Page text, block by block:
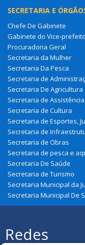
SECRETARIA E
Chefe De Gabinete
Gabinete do Vice-prefeito
Procuradoria Geral
Secretaria da Mulher
Secretaria Da Pesca
Secretaria de
Secretaria De Agricultura
Secretaria de
Secretaria de Cultura
Secretaria de Esportes,
Secretaria de
Secretaria de Obras
Secretaria de pesca e
Secretaria De Saúde
Secretaria de Turismo
Secretaria Municipal da
Secretaria Municipal De
Redes